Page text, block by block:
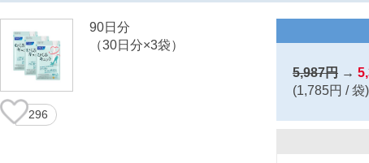
90日分
（30日分×3袋）
296
5,987円 →
(1,785円 / 袋)